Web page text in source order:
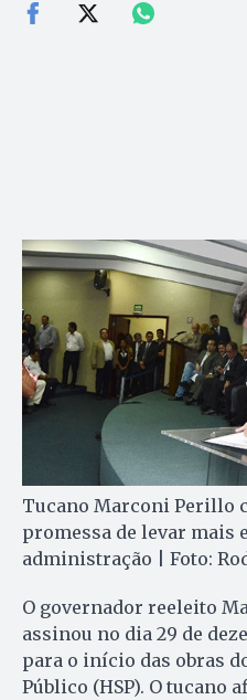
Tucano Marconi Perillo
promessa de levar mais
administração | Foto:
O governador reeleito
assinou no dia 29 de
para o início das obras
Públi­co (HSP). O tucano